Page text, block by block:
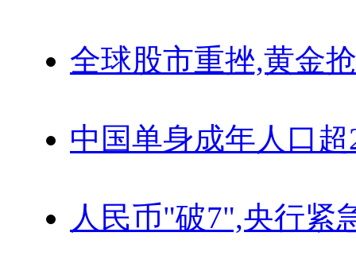
全球股市重挫,黄金
中国单身成年人口超
人民币"破7",央行紧